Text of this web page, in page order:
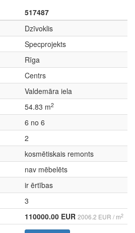
517487
Dzīvoklis
Specprojekts
Rīga
Centrs
Valdemāra iela
54.83 m2
6 no 6
2
kosmētiskais remonts
nav mēbelēts
ir ērtības
3
110000.00 EUR 2006.2 EUR / m2